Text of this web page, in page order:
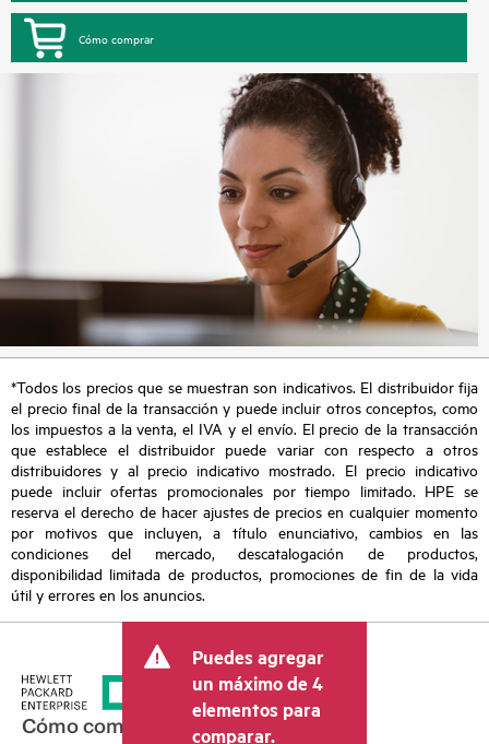
Cómo comprar
*Todos los precios que se muestran son indicativos. El distribuidor fija
el precio final de la transacción y puede incluir otros conceptos, como
los impuestos a la venta, el IVA y el envío. El precio de la transacción
que establece el distribuidor puede variar con respecto a otros
distribuidores y al precio indicativo mostrado. El precio indicativo
puede incluir ofertas promocionales por tiempo limitado. HPE se
reserva el derecho de hacer ajustes de precios en cualquier momento
por motivos que incluyen, a título enunciativo, cambios en las
condiciones del mercado, descatalogación de productos,
disponibilidad limitada de productos, promociones de fin de la vida
útil y errores en los anuncios.
Puedes agregar
un máximo de 4
elementos para
comparar.
Cómo comprar